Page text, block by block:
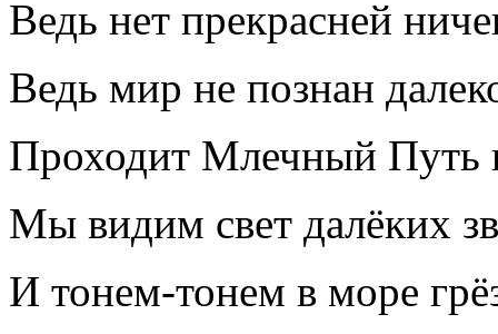
Ведь нет прекрасней
Ведь мир не познан
Проходит Млечный Путь
Мы видим свет далёких
И тонем-тонем в море